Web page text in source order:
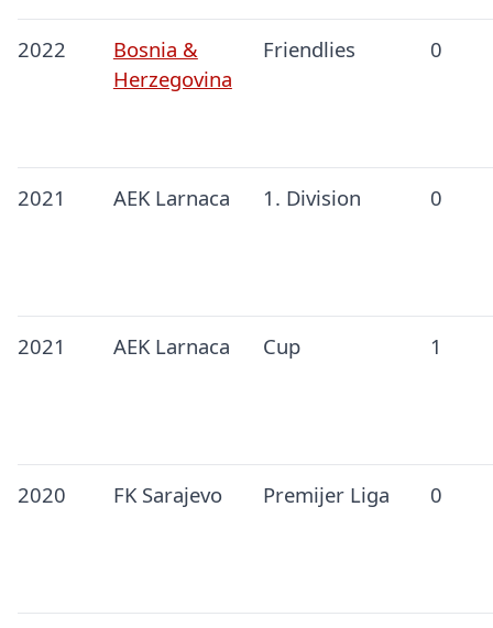
2022
Bosnia &
Herzegovina
Friendlies 0
2021 AEK Larnaca 1. Division 0
2021 AEK Larnaca Cup 1
2020 FK Sarajevo Premijer Liga 0